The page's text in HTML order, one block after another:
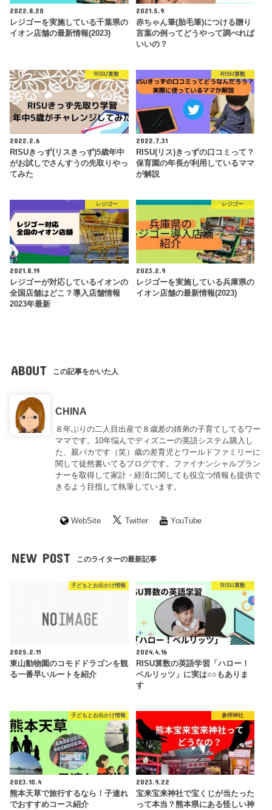
2022.8.20
レジゴーを実施している千葉県の
イオン店舗の最新情報(2023)
2021.5.9
赤ちゃん筆(胎毛筆)につける贈り
言葉の例ってどうやって調べれば
いいの？
RISU算数
2022.2.6
RISUきっず(リスきっず)5歳年中
がお試しでさんすうの先取りやっ
てみた
RISU算数
2022.7.31
RISU(リス)きっずの口コミって？
保育園の年長が利用しているママ
が解説
レジゴー
2021.8.19
レジゴーが対応しているイオンの
全国店舗はどこ？導入店舗情報
2023年最新
レジゴー
2023.2.9
レジゴーを実施している兵庫県の
イオン店舗の最新情報(2023)
ABOUT この記事をかいた人
CHINA
８年ぶりの二人目出産で８歳差の姉弟の子育てしてるワー
ママです。10年悩んでディズニーの英語システム購入し
た、親バカです（笑）歳の差育児とワールドファミリーに
関して徒然書いてるブログです。ファイナンシャルプラン
ナーを取得して家計・経済に関しても役立つ情報も提供で
きるよう目指して執筆しています。
WebSite Twitter YouTube
NEW POST このライターの最新記事
子どもとお出かけ情報
2025.2.11
東山動物園のコモドドラゴンを観
る一番早いルートを紹介
RISU算数
2024.4.16
RISU算数の英語学習「ハロー！
ベルリッツ」に実は○○もありま
す
子どもとお出かけ情報
2023.10.4
熊本天草で旅行するなら！子連れ
でおすすめコース紹介
参拝神社
2023.9.22
宝来宝来神社で宝くじが当たった
って本当？熊本県にある怪しい神